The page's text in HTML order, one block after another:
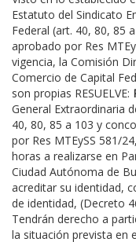
Estatuto del Sindicato
Federal (art. 40, 80, 85
aprobado por Res
vigencia, la Comisión
Comercio de Capital
son propias RESUELVE:
General Extraordinaria
40, 80, 85 a 103 y
por Res MTEySS 581/
horas a realizarse en
Ciudad Autónoma de
acreditar su identidad,
de identidad, (Decreto
Tendrán derecho a
la situación prevista en